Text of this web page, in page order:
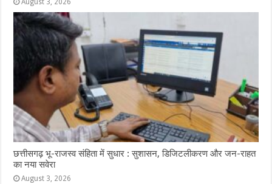
छत्तीसगढ़ भू-राजस्व संहिता में सुधार : सुशासन, डिजिटलीकरण और जन-राहत
का नया सवेरा
August 3, 2026